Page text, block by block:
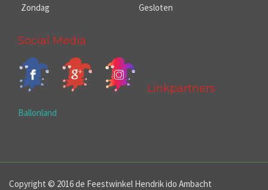
Zondag
Gesloten
Social Media
Linkpartners
Ballonland
Copyright © 2016 de Feestwinkel Hendrik ido Ambacht